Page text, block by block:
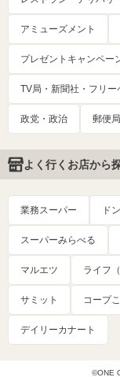
アミューズメント
プレゼントキャンペー
TV局・新聞社・フリ
政党・政治 郵便局
よく行くお店から
業務スーパー ド
スーパーみらべる
マルエツ ライフ
サミット コープ
デイリーカナート
©ONE